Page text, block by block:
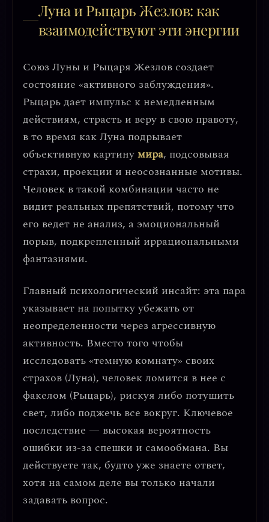
Луна и Рыцарь Жезлов: как
взаимодействуют эти энергии
Союз Луны и Рыцаря Жезлов создает
состояние «активного заблуждения».
Рыцарь дает импульс к немедленным
действиям, страсть и веру в свою правоту,
в то время как Луна подрывает
объективную картинумира, подсовывая
страхи, проекции и неосознанные мотивы.
Человек в такой комбинации часто не
видит реальных препятствий, потому что
его ведет не анализ, а эмоциональный
порыв, подкрепленный иррациональными
фантазиями.
Главный психологический инсайт: эта пара
указывает на попытку убежать от
неопределенности через агрессивную
активность. Вместо того чтобы
исследовать «темную комнату» своих
страхов (Луна), человек ломится в нее с
факелом (Рыцарь), рискуя либо потушить
свет, либо поджечь все вокруг. Ключевое
последствие — высокая вероятность
ошибки из-за спешки и самообмана. Вы
действуете так, будто уже знаете ответ,
хотя на самом деле вы только начали
задавать вопрос.